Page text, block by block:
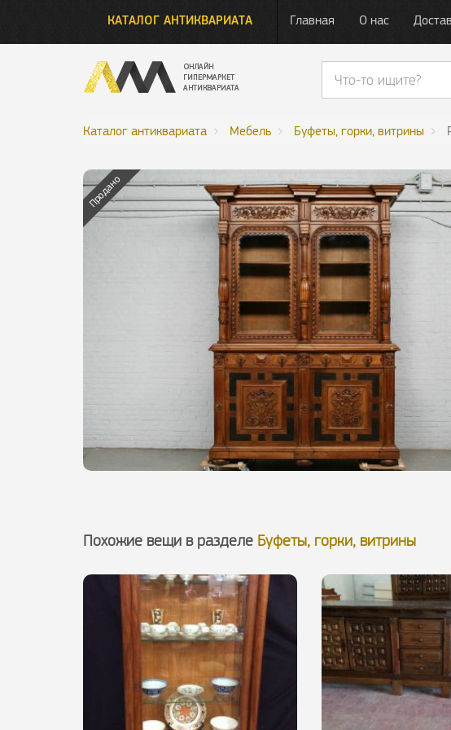
КАТАЛОГ АНТИКВАРИАТА Главная О нас
Каталог антиквариата Мебель Буфеты, горки, витрины
Продано
Похожие вещи в разделе Буфеты, горки, витрины